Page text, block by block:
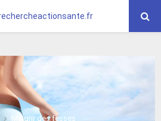
Maigrir des fesses